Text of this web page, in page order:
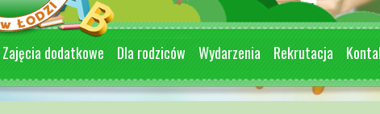
Zajęcia dodatkowe Dla rodziców Wydarzenia Rekrutacja